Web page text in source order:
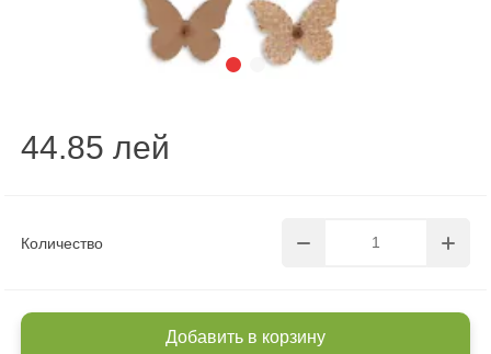
Количество
44.85 лей
Добавить в корзину